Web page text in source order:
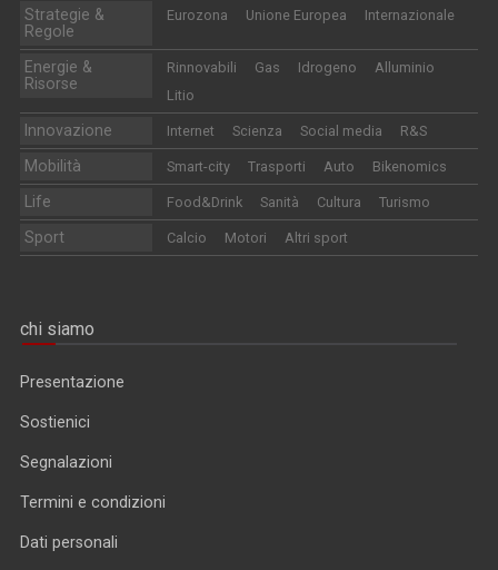
Strategie &
Regole
Eurozona Unione Europea Internazionale
Energie &
Risorse
Rinnovabili Gas Idrogeno
Alluminio
Litio
Innovazione Internet Scienza Social media R&S
Mobilità Smart-city Trasporti Auto Bikenomics
Life Food&Drink Sanità Cultura Turismo
Sport Calcio Motori Altri sport
chi siamo
Presentazione
Sostienici
Segnalazioni
Termini e condizioni
Dati personali